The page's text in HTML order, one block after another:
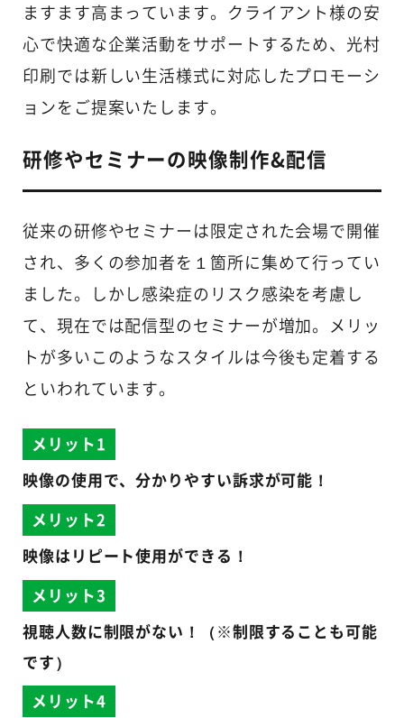
ますます高まっています。クライアント様の安
心で快適な企業活動をサポートするため、光村
印刷では新しい生活様式に対応したプロモーシ
ョンをご提案いたします。
研修やセミナーの映像制作&配信
従来の研修やセミナーは限定された会場で開催
され、多くの参加者を１箇所に集めて行ってい
ました。しかし感染症のリスク感染を考慮し
て、現在では配信型のセミナーが増加。メリッ
トが多いこのようなスタイルは今後も定着する
といわれています。
メリット1
映像の使用で、分かりやすい訴求が可能！
メリット2
映像はリピート使用ができる！
メリット3
視聴人数に制限がない！（※制限することも可能
です）
メリット4